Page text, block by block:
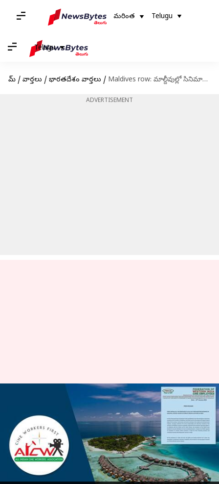
మరింత Telugu
Telugu
హోమ్ / వార్తలు / భారతదేశం వార్తలు / Maldives row: మాల్దీవుల్లో సినిమాలు చిత్రీకరించొద్దు: నిర్మాతలకు సినీ కార్మికుల సంఘం విజ్ఞప్తి
ADVERTISEMENT
Maldives row: మాల్దీవుల్లో సినిమాలు
చిత్రీకరించొద్దు: నిర్మాతలకు సినీ
కార్మికుల సంఘం విజ్ఞప్తి
వ్రాసిన వారు Stalin Jan 15, 2024 02:02 pm
ఈ వార్తాకథనం ఏంటి